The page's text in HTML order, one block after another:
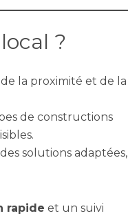
?
de la proximité et de la
de constructions
solutions adaptées,
rapide et un suivi